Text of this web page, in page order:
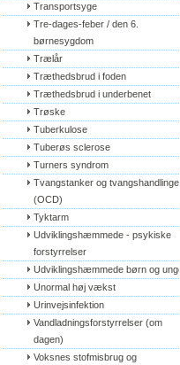
Transportsyge
Tre-dages-feber / den 6.
børnesygdom
Trælår
Træthedsbrud i foden
Træthedsbrud i underbenet
Trøske
Tuberkulose
Tuberøs sclerose
Turners syndrom
Tvangstanker og tvangshandlinger
(OCD)
Tyktarm
Udviklingshæmmede - psykiske
forstyrrelser
Udviklingshæmmede børn og unge
Unormal høj vækst
Urinvejsinfektion
Vandladningsforstyrrelser (om
dagen)
Voksnes stofmisbrug og